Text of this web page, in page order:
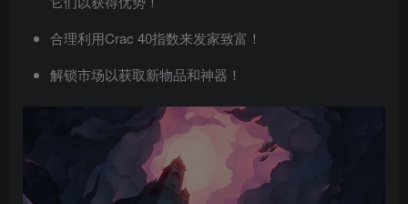
合理利用Crac 40指数来发家致富！
解锁市场以获取新物品和神器！